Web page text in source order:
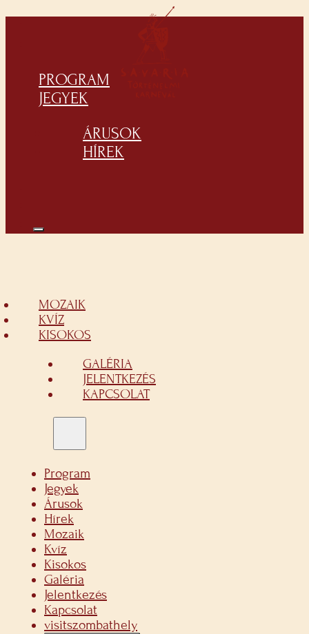
PROGRAM
JEGYEK
ÁRUSOK
HÍREK
MOZAIK
KVÍZ
KISOKOS
GALÉRIA
JELENTKEZÉS
KAPCSOLAT
Program
Jegyek
Árusok
Hírek
Mozaik
Kvíz
Kisokos
Galéria
Jelentkezés
Kapcsolat
visitszombathely